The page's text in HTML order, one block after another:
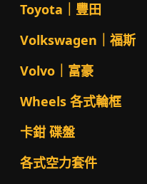
Toyota｜豐田
Volkswagen｜福斯
Volvo｜富豪
Wheels 各式輪框
卡鉗 碟盤
各式空力套件